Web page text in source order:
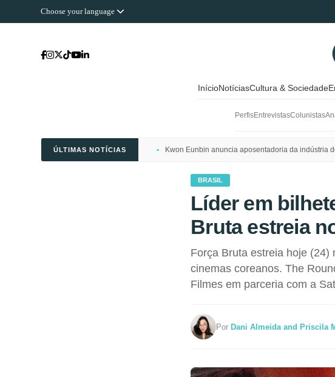
Choose your language
InícioNotíciasCultura & Sociedade
PerfisEntrevistasColunistas
ÚLTIMAS NOTÍCIAS Kwon Eunbin anuncia aposentadoria da indústria
BRASIL
Líder em
Bruta estreia
Força Bruta estreia hoje
cinemas coreanos. The
Filmes em parceria com a
PorDani Almeida and Priscila